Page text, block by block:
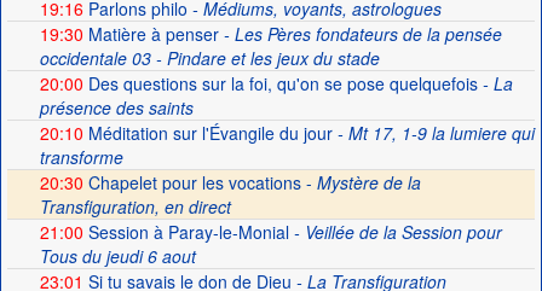
19:16Parlons philo - Médiums, voyants, astrologues
19:30 Matière à penser- Les Pères fondateurs de la pensée
occidentale 03 - Pindare et les jeux du stade
20:00 Des questions sur la foi, qu'on se pose quelquefois- La
présence des saints
20:10 Méditation sur l'Évangile du jour- Mt 17, 1-9 la lumiere qui
transforme
20:30 Chapelet pour les vocations - Mystère de la
Transfiguration, en direct
21:00 Session à Paray-le-Monial- Veillée de la Session pour
Tous du jeudi 6 aout
23:01 Si tu savais le don de Dieu - La Transfiguration